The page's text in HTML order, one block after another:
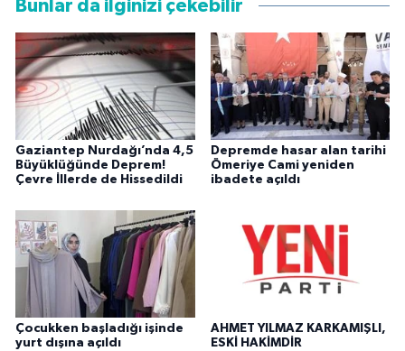
Bunlar da ilginizi çekebilir
Gaziantep Nurdağı’nda 4,5
Büyüklüğünde Deprem!
Çevre İllerde de Hissedildi
Depremde hasar alan tarihi
Ömeriye Cami yeniden
ibadete açıldı
Çocukken başladığı işinde
yurt dışına açıldı
AHMET YILMAZ KARKAMIŞLI,
ESKİ HAKİMDİR